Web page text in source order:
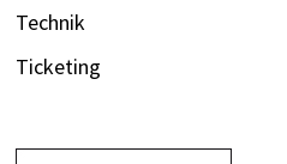
Technik
Ticketing